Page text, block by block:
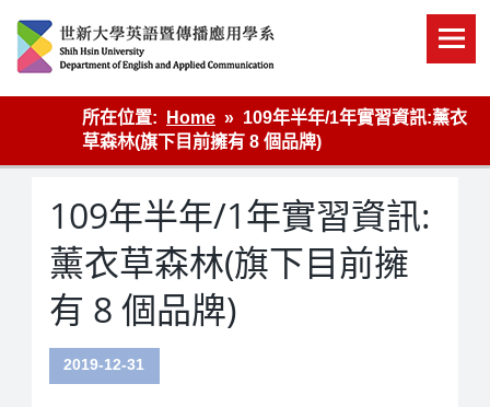
content
英語傳播
所在位置:
Home
109年半年/1年實習資訊:薰衣
草森林(旗下目前擁有 8 個品牌)
109年半年/1年實習資訊:
薰衣草森林(旗下目前擁
有 8 個品牌)
2019-12-31